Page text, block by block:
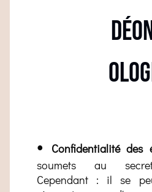
• Confidentialité des
soumets au
Cependant : il se